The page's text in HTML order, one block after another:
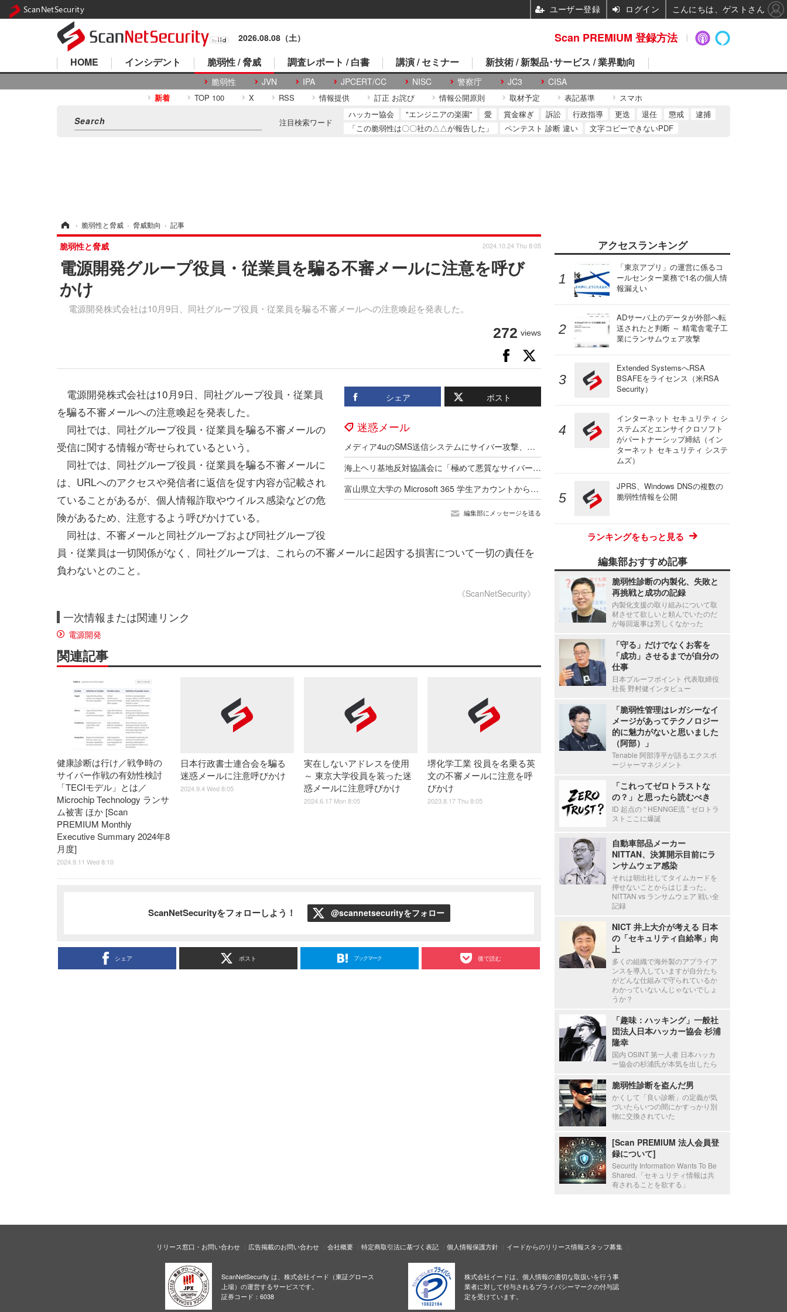
2026.08.08（土）
HOME インシデント 脆弱性 / 脅威
脆弱性 JVN IPA JPCERT/CC NISC 警察庁 JC3 CISA
調査レポート / 白書 講演 / セミナー 新技術 / 新製品･サービス / 業界動向
新着 TOP 100 X RSS 情報提供 訂正 お詫び 情報公開原則 取材予定 表記基準 スマホ
注目検索ワード
ハッカー協会 "エンジニアの楽園" 愛 賞金稼ぎ 訴訟 行政指導 更迭 退任 懲戒
逮捕
「この脆弱性は〇〇社の△△が報告した」
ペンテスト 診断 違い 文字コピーできないPDF
› 脆弱性と脅威 › 脅威動向 › 記事
電源開発グループ役員・従業員を騙る不審メールに注意を呼び
かけ
電源開発株式会社は10月9日、同社グループ役員・従業員を騙る不審メールへの注意喚起を発表した。
脆弱性と脅威 2024.10.24 Thu 8:05
272 views
シェア ポスト
迷惑メール
メディア4uのSMS送信システムにサイバー攻撃、個人情報漏えいと不正なSMS送信を確認
海上ヘリ基地反対協議会に「極めて悪質なサイバー攻撃」 他団体の問合せフォーム悪用で大量自動返信
富山県立大学の Microsoft 365 学生アカウントから大量の迷惑メール送信
編集部にメッセージを送る
電源開発株式会社は10月9日、同社グループ役員・従業員
を騙る不審メールへの注意喚起を発表した。
同社では、同社グループ役員・従業員を騙る不審メールの
受信に関する情報が寄せられているという。
同社では、同社グループ役員・従業員を騙る不審メールに
は、URLへのアクセスや発信者に返信を促す内容が記載され
ていることがあるが、個人情報詐取やウイルス感染などの危
険があるため、注意するよう呼びかけている。
同社は、不審メールと同社グループおよび同社グループ役
員・従業員は一切関係がなく、同社グループは、これらの不審メールに起因する損害について一切の責任を
負わないとのこと。
《ScanNetSecurity》
一次情報または関連リンク
電源開発
関連記事
健康診断は行け／戦争時の
サイバー作戦の有効性検討
「TECIモデル」とは／
Microchip Technology ランサ
ム被害 ほか [Scan
PREMIUM Monthly
Executive Summary 2024年8
月度]
2024.9.11 Wed 8:10
日本行政書士連合会を騙る
迷惑メールに注意呼びかけ
2024.9.4 Wed 8:05
実在しないアドレスを使用
～ 東京大学役員を装った迷
惑メールに注意呼びかけ
2024.6.17 Mon 8:05
堺化学工業 役員を名乗る英
文の不審メールに注意を呼
びかけ
2023.8.17 Thu 8:05
ScanNetSecurityをフォローしよう！ @scannetsecurityをフォロー
シェア ポスト ブックマーク 後で読む
アクセスランキング
「東京アプリ」の運営に係るコ
ールセンター業務で1名の個人情
報漏えい
ADサーバ上のデータが外部へ転
送されたと判断 ～ 精電舎電子工
業にランサムウェア攻撃
Extended SystemsへRSA
BSAFEをライセンス（米RSA
Security）
インターネット セキュリティ シ
ステムズとエンサイクロソフト
がパートナーシップ締結（イン
ターネット セキュリティ システ
ムズ）
JPRS、Windows DNSの複数の
脆弱性情報を公開
ランキングをもっと見る
編集部おすすめ記事
脆弱性診断の内製化、失敗と
再挑戦と成功の記録
内製化支援の取り組みについて取
材させて欲しいと頼んでいたのだ
が毎回返事は芳しくなかった
「守る」だけでなくお客を
「成功」させるまでが自分の
仕事
日本プルーフポイント 代表取締役
社長 野村健インタビュー
「脆弱性管理はレガシーなイ
メージがあってテクノロジー
的に魅力がないと思いました
（阿部）」
Tenable 阿部淳平が語るエクスポ
ージャーマネジメント
「これってゼロトラストな
の？」と思ったら読むべき
ID 起点の “ HENNGE流 ” ゼロトラ
ストここに爆誕
自動車部品メーカー
NITTAN、決算開示目前にラ
ンサムウェア感染
それは朝出社してタイムカードを
押せないことからはじまった。
NITTAN vs ランサムウェア 戦い全
記録
NICT 井上大介が考える 日本
の「セキュリティ自給率」向
上
多くの組織で海外製のアプライア
ンスを導入していますが自分たち
がどんな仕組みで守られているか
わかっていないんじゃないでしょ
うか？
「趣味：ハッキング」一般社
団法人日本ハッカー協会 杉浦
隆幸
国内 OSINT 第一人者 日本ハッカ
ー協会の杉浦氏が本気を出したら
脆弱性診断を盗んだ男
かくして「良い診断」の定義が気
づいたらいつの間にかすっかり別
物に交換されていた
[Scan PREMIUM 法人会員登
録について]
Security Information Wants To Be
Shared.「セキュリティ情報は共
有されることを欲する」
リリース窓口・お問い合わせ 広告掲載のお問い合わせ 会社概要 特定商取引法に基づく表記 個人情報保護方針 イードからのリリース情報スタッフ募集
ScanNetSecurity は、株式会社イード（東証グロース
上場）の運営するサービスです。
証券コード：6038
株式会社イードは、個人情報の適切な取扱いを行う事
業者に対して付与されるプライバシーマークの付与認
定を受けています。
Scan PREMIUM 登録方法
ScanNetSecurity ユーザー登録 ログイン こんにちは、ゲストさん